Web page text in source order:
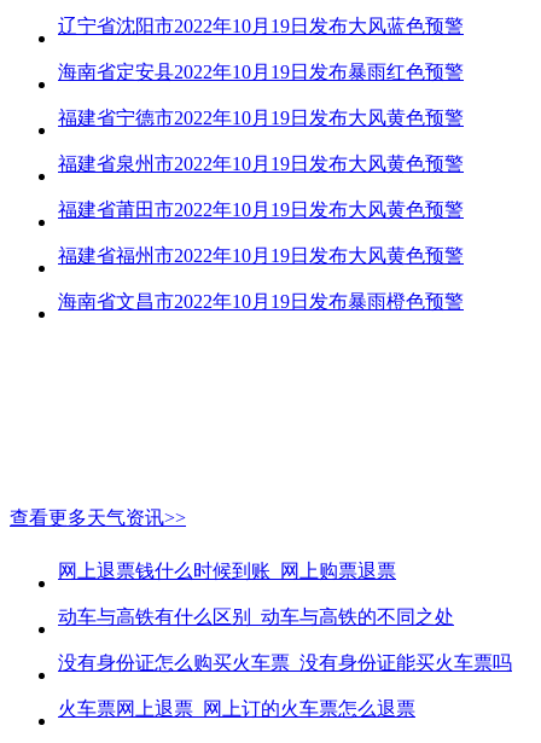
辽宁省沈阳市2022年10月19日发布大风蓝色预警
海南省定安县2022年10月19日发布暴雨红色预警
福建省宁德市2022年10月19日发布大风黄色预警
福建省泉州市2022年10月19日发布大风黄色预警
福建省莆田市2022年10月19日发布大风黄色预警
福建省福州市2022年10月19日发布大风黄色预警
海南省文昌市2022年10月19日发布暴雨橙色预警
查看更多天气资讯>>
网上退票钱什么时候到账_网上购票退票
动车与高铁有什么区别_动车与高铁的不同之处
没有身份证怎么购买火车票_没有身份证能买火车票吗
火车票网上退票_网上订的火车票怎么退票